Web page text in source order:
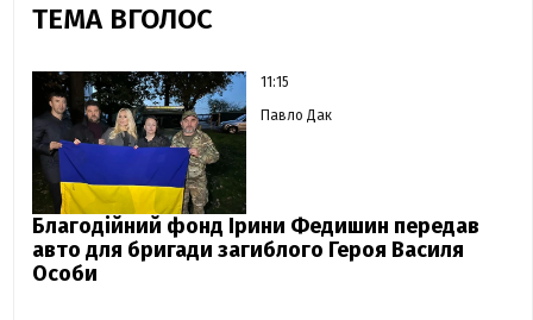
ТЕМА ВГОЛОС
11:15
Павло Дак
Благодійний фонд Ірини Федишин передав
авто для бригади загиблого Героя Василя
Особи